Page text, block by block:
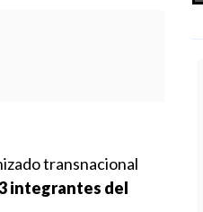
transnacional
integrantes del